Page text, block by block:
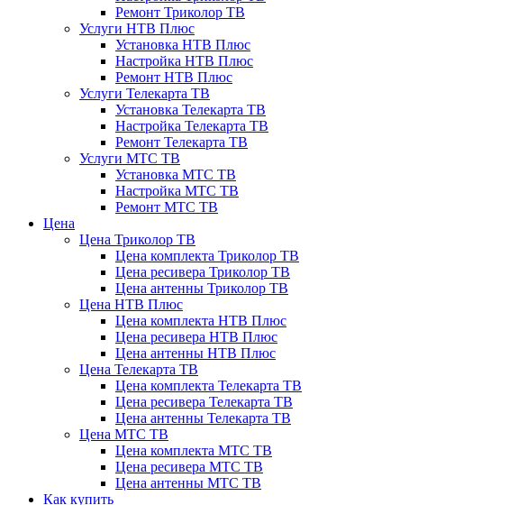
Ремонт Триколор ТВ
Услуги НТВ Плюс
Установка НТВ Плюс
Настройка НТВ Плюс
Ремонт НТВ Плюс
Услуги Телекарта ТВ
Установка Телекарта ТВ
Настройка Телекарта ТВ
Ремонт Телекарта ТВ
Услуги МТС ТВ
Установка МТС ТВ
Настройка МТС ТВ
Ремонт МТС ТВ
Цена
Цена Триколор ТВ
Цена комплекта Триколор ТВ
Цена ресивера Триколор ТВ
Цена антенны Триколор ТВ
Цена НТВ Плюс
Цена комплекта НТВ Плюс
Цена ресивера НТВ Плюс
Цена антенны НТВ Плюс
Цена Телекарта ТВ
Цена комплекта Телекарта ТВ
Цена ресивера Телекарта ТВ
Цена антенны Телекарта ТВ
Цена МТС ТВ
Цена комплекта МТС ТВ
Цена ресивера МТС ТВ
Цена антенны МТС ТВ
Как купить